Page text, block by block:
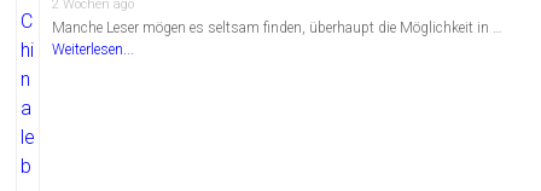
2 Wochen ago
Manche Leser mögen es seltsam finden, überhaupt die Möglichkeit in …
Weiterlesen...